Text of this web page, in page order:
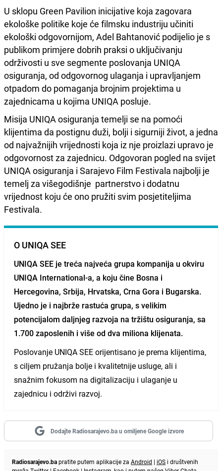
U sklopu Green Pavilion inicijative koja zagovara
ekološke politike koje će filmsku industriju učiniti
ekološki odgovornijom, Adel Bahtanović podijelio je s
publikom primjere dobrih praksi o uključivanju
održivosti u sve segmente poslovanja UNIQA
osiguranja, od odgovornog ulaganja i upravljanjem
otpadom do pomaganja brojnim projektima u
zajednicama u kojima UNIQA posluje.
Misija UNIQA osiguranja temelji se na pomoći
klijentima da postignu duži, bolji i sigurniji život, a jedna
od najvažnijih vrijednosti koja iz nje proizlazi upravo je
odgovornost za zajednicu. Odgovoran pogled na svijet
UNIQA osiguranja i Sarajevo Film Festivala najbolji je
temelj za višegodišnje partnerstvo i dodatnu
vrijednost koju će ono pružiti svim posjetiteljima
Festivala.
O UNIQA SEE
UNIQA SEE je treća najveća grupa kompanija u okviru
UNIQA International-a, a koju čine Bosna i
Hercegovina, Srbija, Hrvatska, Crna Gora i Bugarska.
Ujedno je i najbrže rastuća grupa, s velikim
potencijalom daljnjeg razvoja na tržištu osiguranja, sa
1.700 zaposlenih i više od dva miliona klijenata.
Poslovanje UNIQA SEE orijentisano je prema klijentima,
s ciljem pružanja bolje i kvalitetnije usluge, ali i
snažnim fokusom na digitalizaciju i ulaganje u
zajednicu i održivi razvoj.
Dodajte Radiosarajevo.ba u omiljene Google izvore
Radiosarajevo.bapratite putem aplikacije za Android | iOS i društvenih